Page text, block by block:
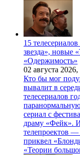
15
звезда», новые
«Одержимость»
02 августа 2026,
Кто бы мог
вывалит в
телесериалов
сериал с
драму «Фейк».
телепроектов —
приквел
«Теории